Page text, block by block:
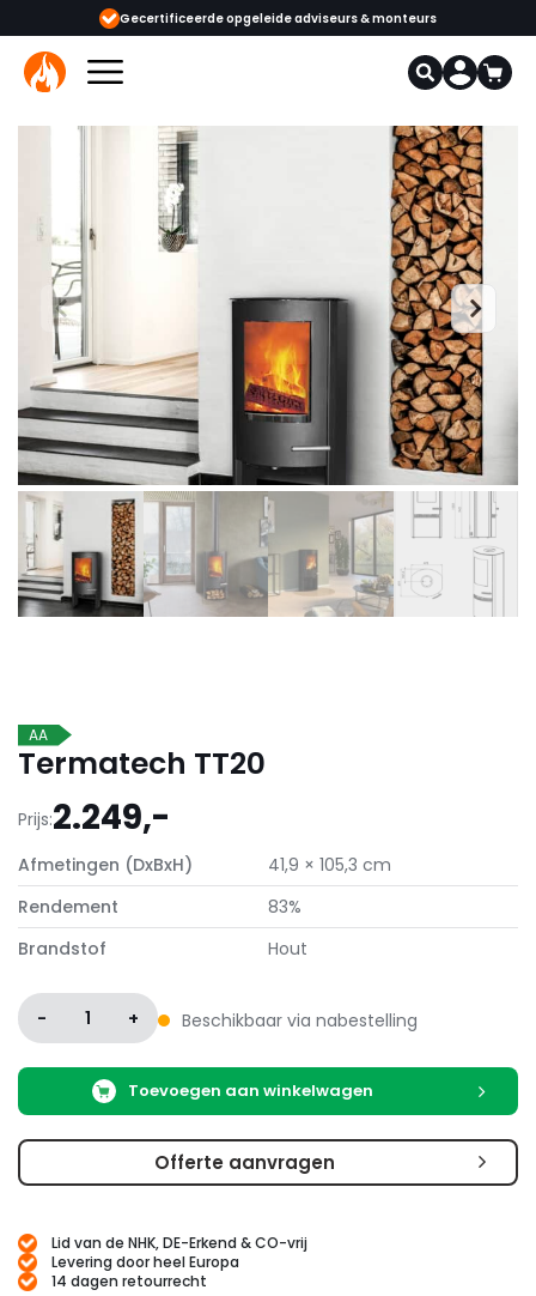
Gecertificeerde opgeleide adviseurs & monteurs
AA
Termatech TT20
Prijs:2.249,-
Afmetingen (DxBxH)
41,9 × 105,3 cm
Rendement
83%
Brandstof
Hout
- 1 + Beschikbaar via nabestelling
Toevoegen aan winkelwagen
Offerte aanvragen
Lid van de NHK, DE-Erkend & CO-vrij
Levering door heel Europa
14 dagen retourrecht